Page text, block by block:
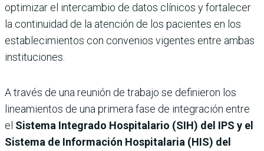
optimizar el intercambio de datos clínicos y fortalecer
la continuidad de la atención de los pacientes en los
establecimientos con convenios vigentes entre ambas
instituciones.
A través de una reunión de trabajo se definieron los
lineamientos de una primera fase de integración entre
el Sistema Integrado Hospitalario (SIH) del IPS y el
Sistema de Información Hospitalaria (HIS) del